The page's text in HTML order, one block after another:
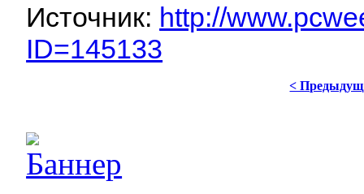
Источник: http://
ID=145133
<